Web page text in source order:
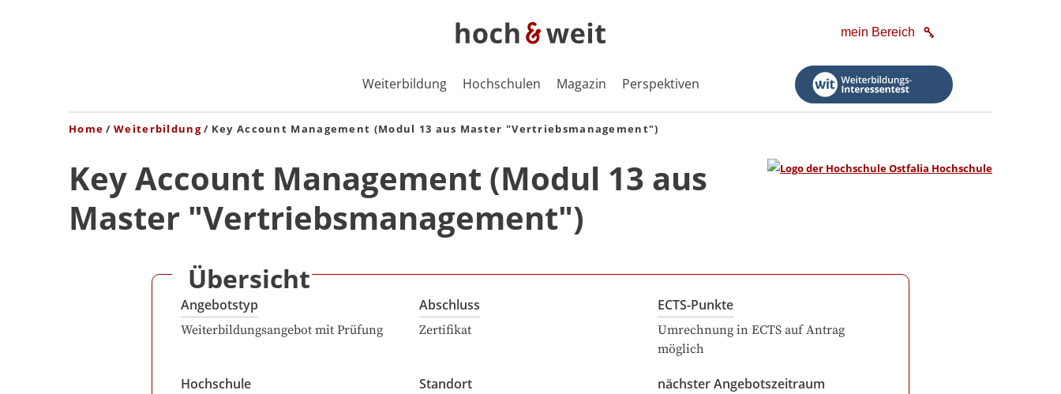
mein Bereich
Weiterbildung Hochschulen Magazin Perspektiven
Home Weiterbildung Key Account Management (Modul 13 aus Master "Vertriebsmanagement")
Key Account Management (Modul 13 aus
Master "Vertriebsmanagement")
Übersicht
Angebotstyp
Weiterbildungsangebot mit Prüfung
Abschluss
Zertifikat
ECTS-Punkte
Umrechnung in ECTS auf Antrag
möglich
Hochschule Standort nächster Angebotszeitraum